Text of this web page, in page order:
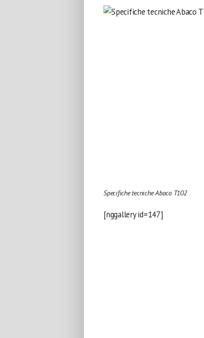
Specifiche tecniche Abaco T102
[nggallery id=147]